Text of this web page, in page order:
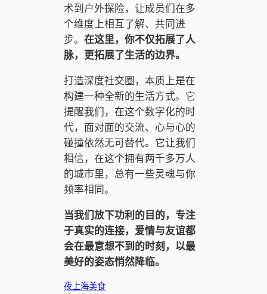
术到户外探险，让成员们在多
个维度上相互了解、共同进
步。在这里，你不仅拓展了人
脉，更拓展了生活的边界。
打造深度社交圈，本质上是在
构建一种全新的生活方式。它
提醒我们，在这个数字化的时
代，面对面的交流、心与心的
碰撞依然无可替代。它让我们
相信，在这个拥有两千多万人
的城市里，总有一些灵魂与你
频率相同。
当我们放下功利的目的，专注
于真实的连接，爱情与友谊都
会在最意想不到的时刻，以最
美好的姿态悄然降临。
夜上海美食